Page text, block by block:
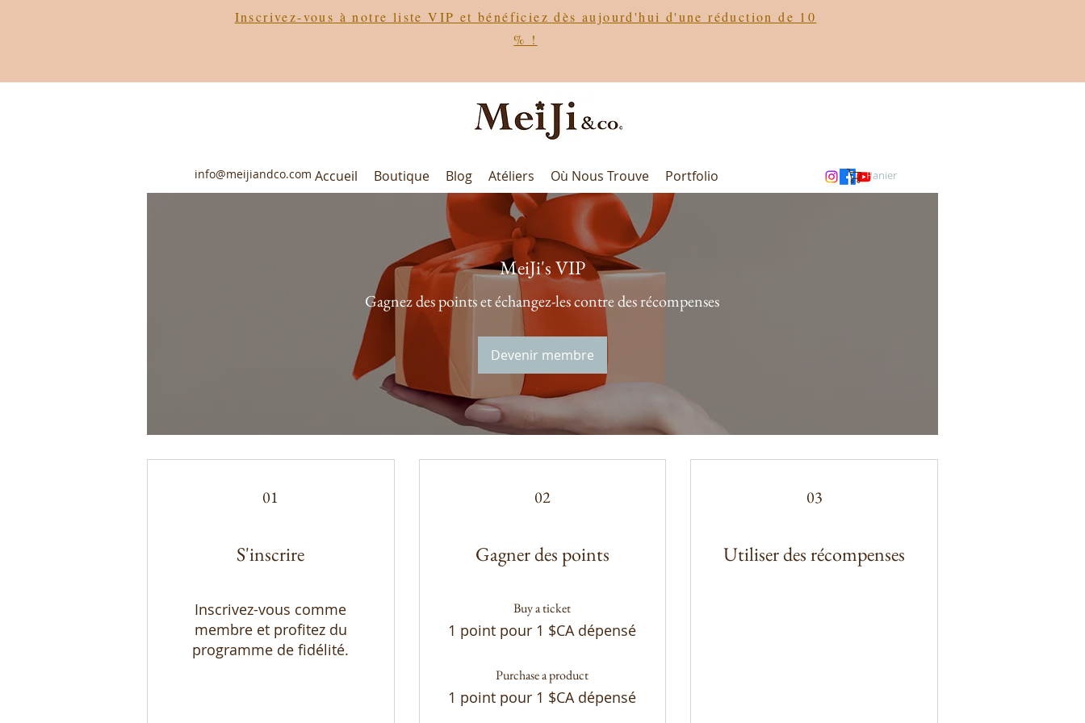
Inscrivez-vous à notre liste VIP et bénéficiez dès aujourd'hui d'une réduction de 10
% !
info@meijiandco.com Accueil Boutique Blog Atéliers Où Nous Trouve Portfolio Panier
MeiJi's VIP
Gagnez des points et échangez-les contre des récompenses
Devenir membre
01
S'inscrire
Inscrivez-vous comme
membre et profitez du
programme de fidélité.
02
Gagner des points
Buy a ticket
1 point pour 1 $CA dépensé
Purchase a product
1 point pour 1 $CA dépensé
03
Utiliser des récompenses